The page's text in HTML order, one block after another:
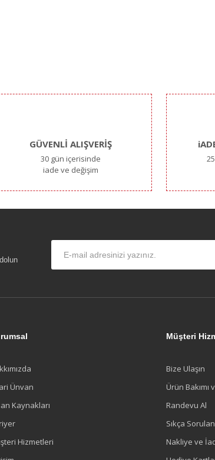
GÜVENLİ ALIŞVERİŞ
30 gün içerisinde
iade ve değişim
Ünvan
Kaynakları
Hizmetleri
Müşteri
Bize Ulaşın
Ürün Bakımı
Randevu Al
Sıkça
Nakliye ve